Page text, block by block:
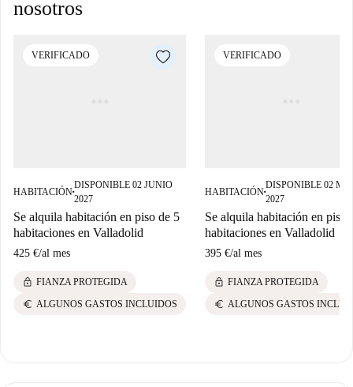
nosotros
VERIFICADO
HABITACIÓN■
DISPONIBLE 02 JUNIO
2027
Se alquila habitación en piso de 5
habitaciones en Valladolid
425 €/al mes
lock FIANZA PROTEGIDA
euro ALGUNOS GASTOS INCLUIDOS
VERIFICADO
HABITACIÓN■
DISPONIBLE 02
2027
Se alquila habitación en piso
habitaciones en Valladolid
395 €/al mes
lock FIANZA PROTEGIDA
euro ALGUNOS GASTOS